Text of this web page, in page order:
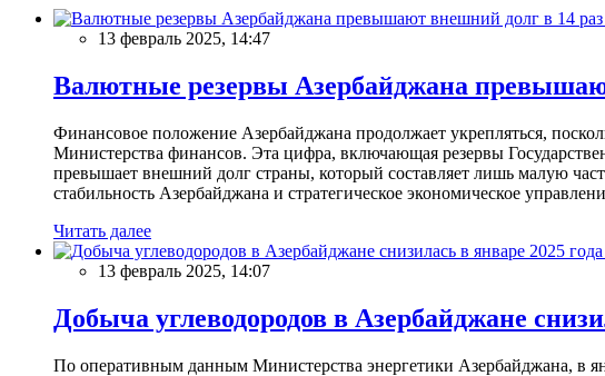
13 февраль 2025, 14:47
Валютные резервы Азербайджана
Финансовое положение Азербайджана продолжает укрепляться,
Министерства финансов. Эта цифра, включающая резервы
превышает внешний долг страны, который составляет лишь малую
стабильность Азербайджана и стратегическое экономическое
Читать далее
13 февраль 2025, 14:07
Добыча углеводородов в Азербайджане
По оперативным данным Министерства энергетики Азербайджана, в